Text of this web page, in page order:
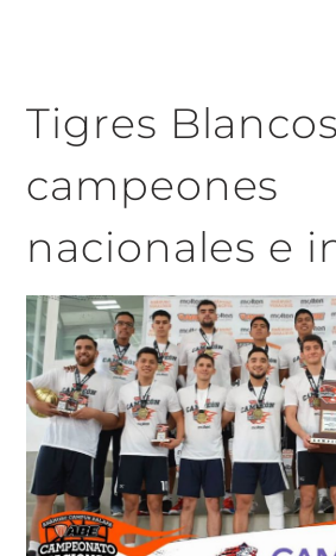
Tigres
campeones
nacionales e